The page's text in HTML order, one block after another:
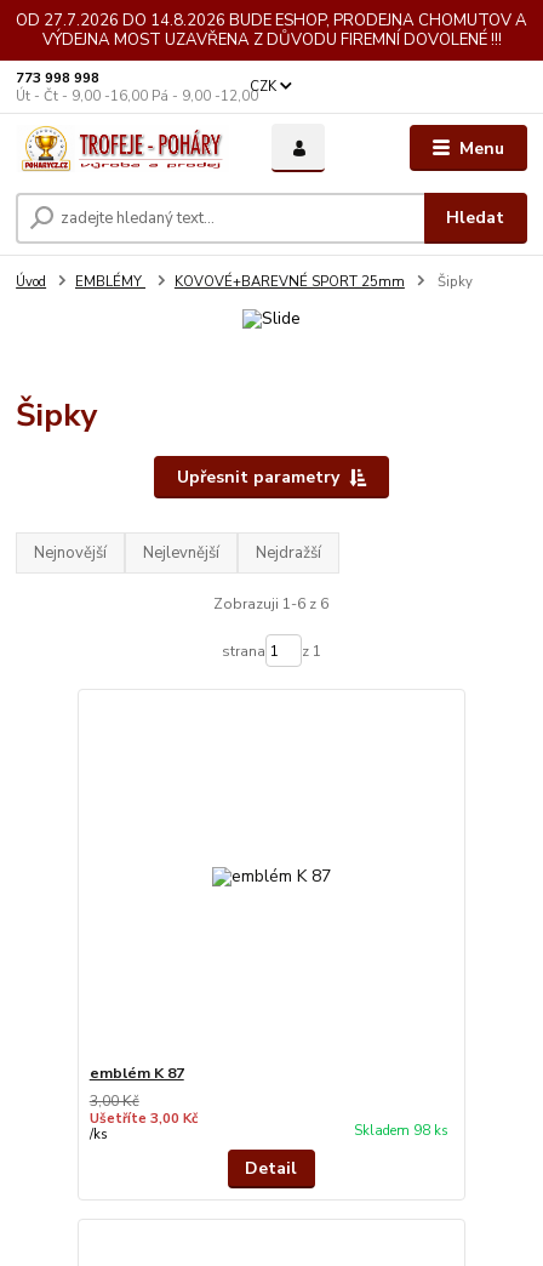
OD 27.7.2026 DO 14.8.2026 BUDE ESHOP, PRODEJNA CHOMUTOV A
VÝDEJNA MOST UZAVŘENA Z DŮVODU FIREMNÍ DOVOLENÉ !!!
Menu
CZK
Hledat
773 998 998
Út - Čt - 9,00 -16,00 Pá - 9,00 -12,00
Úvod EMBLÉMY KOVOVÉ+BAREVNÉ SPORT 25mm Šipky
Šipky
Upřesnit parametry
Nejnovější Nejlevnější Nejdražší
Zobrazuji 1-6 z 6
strana z 1
emblém K 87
3,00 Kč
Ušetříte 3,00 Kč
/ks Skladem 98 ks
Detail